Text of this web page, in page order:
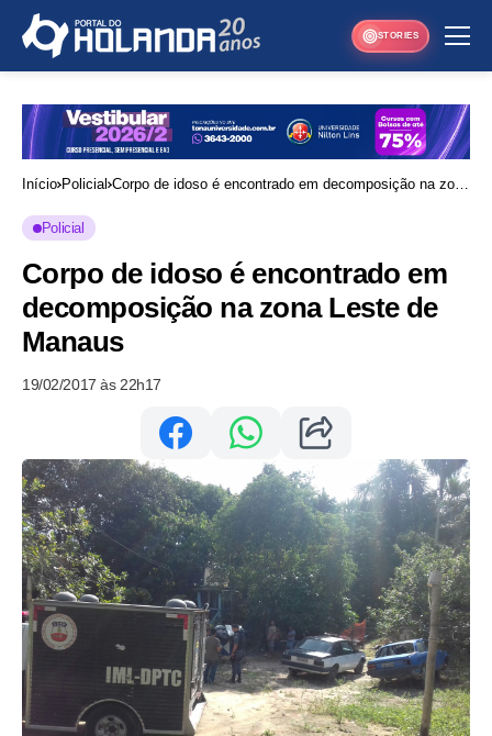
STORIES
Início Policial Corpo de idoso é encontrado em decomposição na zona
Policial
Corpo de idoso é encontrado em
decomposição na zona Leste de
Manaus
19/02/2017 às 22h17